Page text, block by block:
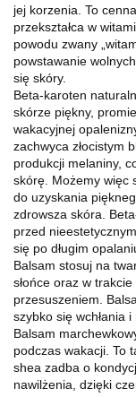
jej korzenia. To
przekształca w
powodu zwany
powstawanie
się skóry.
Beta-karoten
skórze piękny,
wakacyjnej
zachwyca złocistym
produkcji melaniny,
skórę. Możemy więc
do uzyskania
zdrowsza skóra.
przed
się po długim
Balsam stosuj na
słońce oraz w
przesuszeniem.
szybko się wchłania
Balsam
podczas wakacji. To
shea zadba o
nawilżenia, dzięki